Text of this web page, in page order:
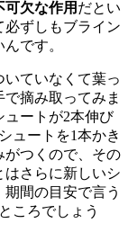
欠な作用 だとい
必ずしもブライン
です。
ていなくて葉っ
摘み取ってみま
ートが2本伸び
ュートを1本かき
がつくので、その
はさらに新しいシ
間の目安で言う
ころでしょう